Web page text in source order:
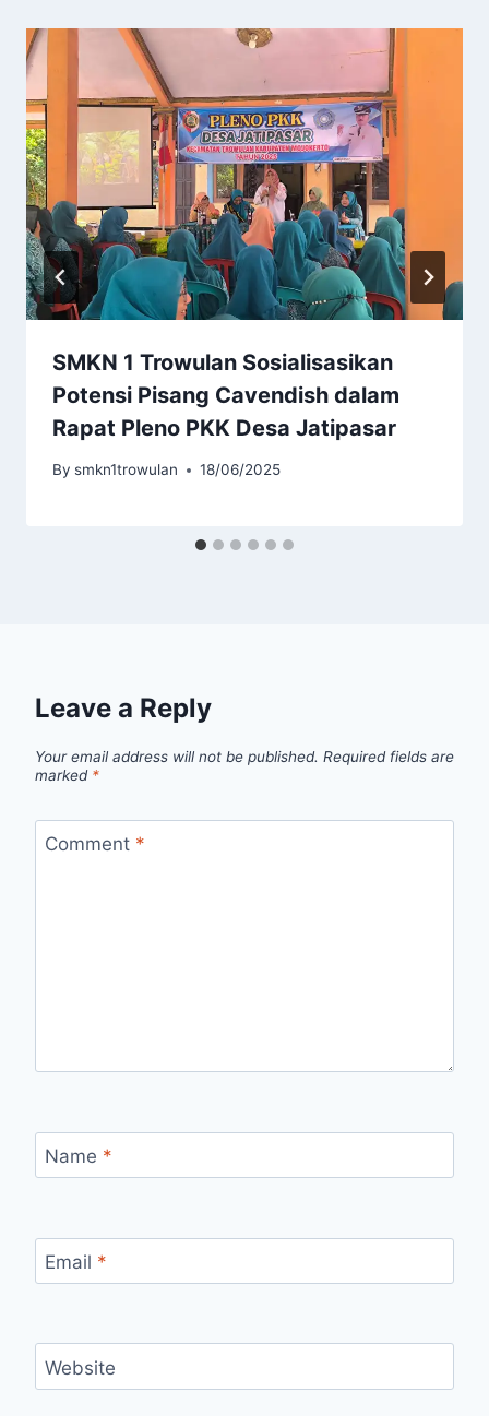
SMKN 1 Trowulan Sosialisasikan
Potensi Pisang Cavendish dalam
Rapat Pleno PKK Desa Jatipasar
By smkn1trowulan 18/06/2025
Leave a Reply
Your email address will not be published. Required fields are
marked *
Comment *
Name *
Email *
Website